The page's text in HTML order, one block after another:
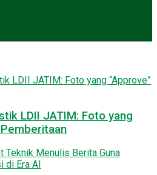
LDII JATIM: Foto yang